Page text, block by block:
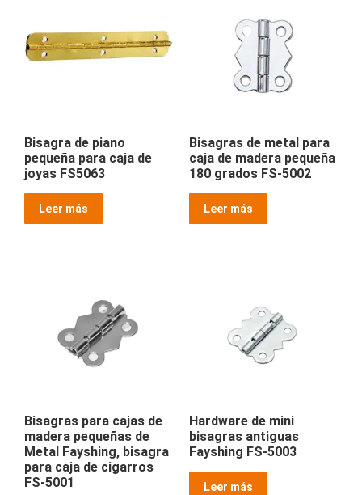
Bisagra de piano
pequeña para caja de
joyas FS5063
Leer más
Bisagras de metal para
caja de madera pequeña
180 grados FS-5002
Leer más
Bisagras para cajas de
madera pequeñas de
Metal Fayshing, bisagra
para caja de cigarros
FS-5001
Hardware de mini
bisagras antiguas
Fayshing FS-5003
Leer más